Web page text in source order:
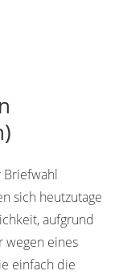
Briefwahl
sich heutzutage
aufgrund
wegen eines
einfach die